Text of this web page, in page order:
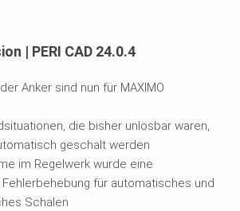
| PERI CAD 24.0.4
Anker sind nun für MAXIMO
die bisher unlösbar waren,
geschalt werden
im Regelwerk wurde eine
für automatisches und
Schalen